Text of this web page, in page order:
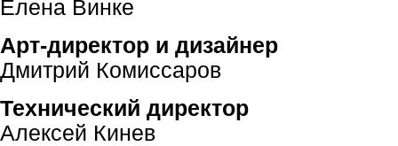
Елена Винке
Арт-директор и дизайнер
Дмитрий Комиссаров
Технический директор
Алексей Кинев